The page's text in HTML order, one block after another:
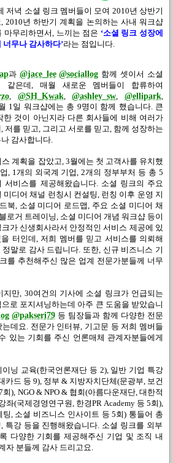
저녁 소셜 링크 멤버들이 모여 2010년 상반기
, 2010년 하반기 계획을 논의하는 사내 워크샵
마무리하면서 느끼는 점은 ‘소셜 링크 성장에
너무나 감사하다’라는 점입니다
과 @jace_lee @sociallog 함께 셋이서 소셜
같은데
매월 새로운 멤버들이 합류하여
, @SH_Kwak,@ashley_sw @ellipark
1 일 워크샵에는 총 9명이 함께 했습니다. 큰
한 것이 아닌지라 다른 회사들에 비해 여러가
저를 믿고 그리고 서로를 믿고 함께 성장하는
감사합니다
계획을 잡았고 , 3월에는 첫 고객사를 유치했
, 1 개의 외국계 기업 , 2개의 정부부처 등 총 5
서비스를 제공해왔습니다. 소셜 링크의 주요
디어 채널 런칭시 컨설팅, 런칭 이후 운영 지
북, 소셜 미디어 로드맵, 주요 소셜 미디어 채
로거 트레이닝, 소셜 미디어 개념 워크샵 등이
크가 신생회사라서 안정적인 서비스 제공에 있
터인데 , 저희 멤버 를 믿고 서비스를 의뢰해
말로 감사 드립니다 또한 신규 비즈니스 기
를 추천해주신 많은 업계 전문가분들께 너무
지만 , 30여건의 기사에 소셜 링크가 언급되는
로 포지셔닝하는데 아주 큰 도움을 받았습니
@pakseri79 등 팀장들과 함께 다양한 전문
데요
전문가 인터뷰 기고문 등 저희 멤버들
있는 기회를 주신 언론매체 관계자분들에게
이닝 교육(한국언론재단 등 2), 일반 기업 특강
카드 등 9), 정부 & 지방자치단체(문광부 보건
회), NGO & NPO & 협회(아름다운재단,대한적
좌(국제경영연구원 한경PR Academy 등 5회),
팅 소셜 비즈니스 인사이트 등5회) 통들어 총
특강 등을 진행해왔습니다 소셜 링크를 외부
다양한 기회를 제공해주신 기업 및 조직 내
자 분들께 감사 드리고요